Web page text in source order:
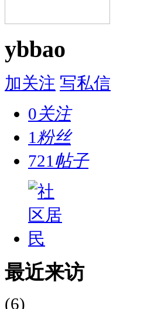
ybbao
加关注 写私信
0关注
1粉丝
721 帖子
最近来访
(6)